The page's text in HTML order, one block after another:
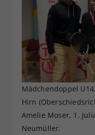
Mädchendoppel
Hirn
Amelie Moser, 1.
Neumüller.